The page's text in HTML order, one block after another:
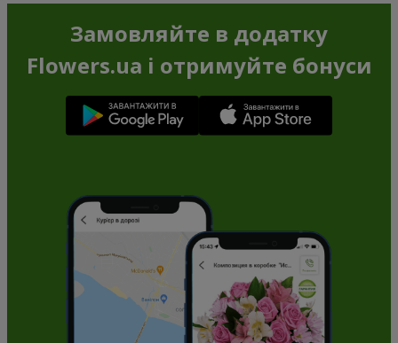
Замовляйте в додатку
Flowers.ua і отримуйте бонуси